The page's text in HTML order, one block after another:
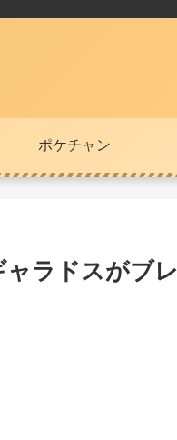
ポケチャン
ャラドスがブ